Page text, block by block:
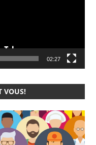
02:27
VOUS!